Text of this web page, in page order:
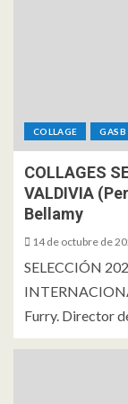
COLLAGE GASB
COLLAGES
VALDIVIA
Bellamy
14 de octubre de
SELECCIÓN
Furry. Director